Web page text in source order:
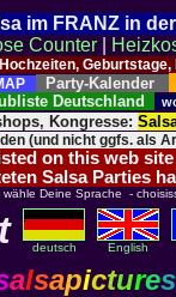
im FRANZ in
Counter
Party-Kalender
Deutschland
Kongresse:
(und nicht ggfs. als
on this web
Salsa Parties
Deine Sprache -
deutsch English
alsapictures